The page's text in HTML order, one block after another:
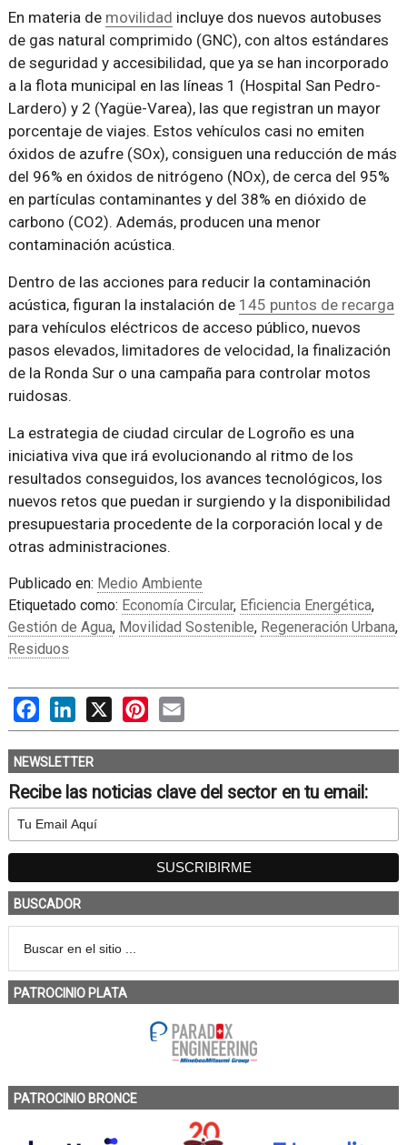
En materia de movilidad incluye dos nuevos autobuses
de gas natural comprimido (GNC), con altos estándares
de seguridad y accesibilidad, que ya se han incorporado
a la flota municipal en las líneas 1 (Hospital San Pedro-
Lardero) y 2 (Yagüe-Varea), las que registran un mayor
porcentaje de viajes. Estos vehículos casi no emiten
óxidos de azufre (SOx), consiguen una reducción de más
del 96% en óxidos de nitrógeno (NOx), de cerca del 95%
en partículas contaminantes y del 38% en dióxido de
carbono (CO2). Además, producen una menor
contaminación acústica.
Dentro de las acciones para reducir la contaminación
acústica, figuran la instalación de 145 puntos de recarga
para vehículos eléctricos de acceso público, nuevos
pasos elevados, limitadores de velocidad, la finalización
de la Ronda Sur o una campaña para controlar motos
ruidosas.
La estrategia de ciudad circular de Logroño es una
iniciativa viva que irá evolucionando al ritmo de los
resultados conseguidos, los avances tecnológicos, los
nuevos retos que puedan ir surgiendo y la disponibilidad
presupuestaria procedente de la corporación local y de
otras administraciones.
Publicado en: Medio Ambiente
Etiquetado como: Economía Circular, Eficiencia Energética,
Gestión de Agua, Movilidad Sostenible, Regeneración Urbana,
Residuos
FacebookLinkedIn
X PinterestEmail
NEWSLETTER
Recibe las noticias clave del sector en tu email:
BUSCADOR
PATROCINIO PLATA
PATROCINIO BRONCE